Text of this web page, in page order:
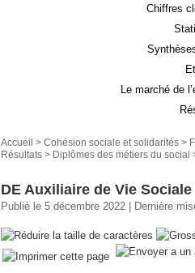
Chiffres
Le marché de
Accueil > Cohésion sociale et solidarités >
Résultats > Diplômes des métiers du social
DE Auxiliaire de Vie Sociale
Publié le 5 décembre 2022 | Dernière